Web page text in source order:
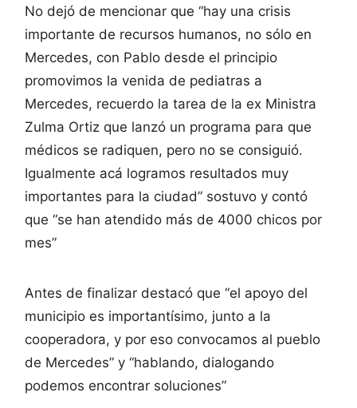
No dejó de mencionar que “hay una crisis
importante de recursos humanos, no sólo en
Mercedes, con Pablo desde el principio
promovimos la venida de pediatras a
Mercedes, recuerdo la tarea de la ex Ministra
Zulma Ortiz que lanzó un programa para que
médicos se radiquen, pero no se consiguió.
Igualmente acá logramos resultados muy
importantes para la ciudad” sostuvo y contó
que “se han atendido más de 4000 chicos por
mes”
Antes de finalizar destacó que “el apoyo del
municipio es importantísimo, junto a la
cooperadora, y por eso convocamos al pueblo
de Mercedes” y “hablando, dialogando
podemos encontrar soluciones”